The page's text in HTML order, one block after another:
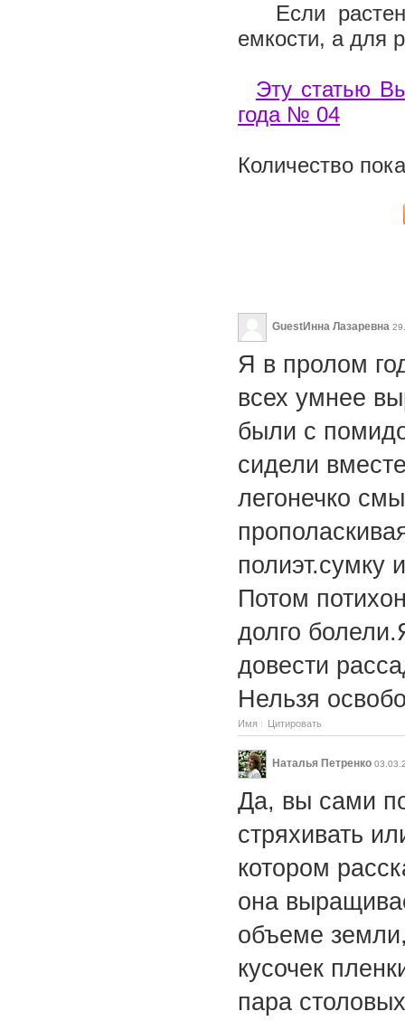
Если
емкости, а для
Эту статью
года № 04
Количество
GuestИнна Лазаревна
Я в пролом
всех умнее
были с
сидели
легонечко
полиэт.сумку
Потом
долго
довести
Нельзя
Имя Цитировать
Наталья Петренко
Да, вы сами
стряхивать
котором
она
объеме
кусочек
пара